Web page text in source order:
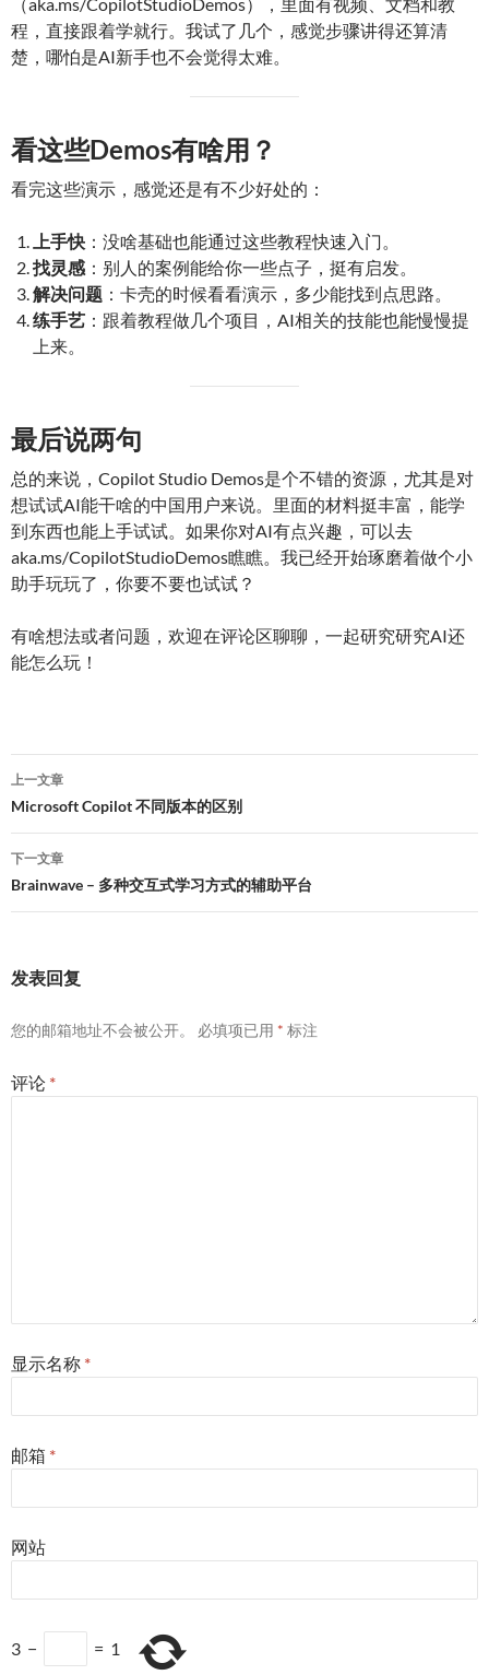
程，直接跟着学就行。我试了几个，感觉步骤讲得还算清
楚，哪怕是AI新手也不会觉得太难。
看这些Demos有啥用？
看完这些演示，感觉还是有不少好处的：
上手快 ：没啥基础也能通过这些教程快速入门。
找灵感 ：别人的案例能给你一些点子，挺有启发。
解决问题 ：卡壳的时候看看演示，多少能找到点思路。
练手艺 ：跟着教程做几个项目，AI相关的技能也能慢慢提
上来。
最后说两句
总的来说，Copilot Studio Demos是个不错的资源，尤其是对
想试试AI能干啥的中国用户来说。里面的材料挺丰富，能学
到东西也能上手试试。如果你对AI有点兴趣，可以去
aka.ms/CopilotStudioDemos瞧瞧。我已经开始琢磨着做个小
助手玩玩了，你要不要也试试？
有啥想法或者问题，欢迎在评论区聊聊，一起研究研究AI还
能怎么玩！
文
章
导
航
上一文章
Microsoft Copilot 不同版本的区别
下一文章
Brainwave – 多种交互式学习方式的辅助平台
发表回复
您的邮箱地址不会被公开。 必填项已用 * 标注
评论 *
显示名称 *
邮箱 *
网站
3 − = 1